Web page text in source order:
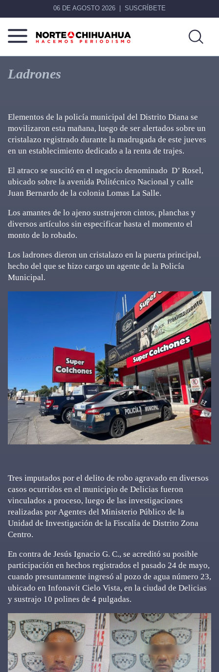
06 DE AGOSTO 2026 SUSCRÍBETE
Norte
Chihuahua
Más
que
noticias,
Ladrones
Elementos de la policía municipal del Distrito Diana se
movilizaron esta mañana, luego de ser alertados sobre un
cristalazo registrado durante la madrugada de este jueves
en un establecimiento dedicado a la renta de trajes.
El atraco se suscitó en el negocio denominado D’ Rosel,
ubicado sobre la avenida Politécnico Nacional y calle
Juan Bernardo de la colonia Lomas La Salle.
Los amantes de lo ajeno sustrajeron cintos, planchas y
diversos artículos sin especificar hasta el momento el
monto de lo robado.
Los ladrones dieron un cristalazo en la puerta principal,
hecho del que se hizo cargo un agente de la Policía
Municipal.
Tres imputados por el delito de robo agravado en diversos
casos ocurridos en el municipio de Delicias fueron
vinculados a proceso, luego de las investigaciones
realizadas por Agentes del Ministerio Público de la
Unidad de Investigación de la Fiscalía de Distrito Zona
Centro.
En contra de Jesús Ignacio G. C., se acreditó su posible
participación en hechos registrados el pasado 24 de mayo,
cuando presuntamente ingresó al pozo de agua número 23,
ubicado en Infonavit Cielo Vista, en la ciudad de Delicias
y sustrajo 10 polines de 4 pulgadas.